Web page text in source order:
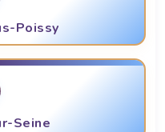
Poissy
Seine